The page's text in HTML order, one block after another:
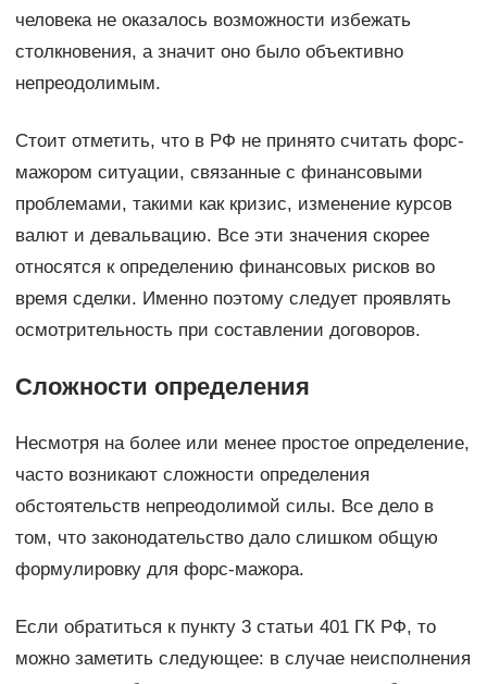
человека не оказалось возможности избежать
столкновения, а значит оно было объективно
непреодолимым.
Стоит отметить, что в РФ не принято считать форс-
мажором ситуации, связанные с финансовыми
проблемами, такими как кризис, изменение курсов
валют и девальвацию. Все эти значения скорее
относятся к определению финансовых рисков во
время сделки. Именно поэтому следует проявлять
осмотрительность при составлении договоров.
Сложности определения
Несмотря на более или менее простое определение,
часто возникают сложности определения
обстоятельств непреодолимой силы. Все дело в
том, что законодательство дало слишком общую
формулировку для форс-мажора.
Если обратиться к пункту 3 статьи 401 ГК РФ, то
можно заметить следующее: в случае неисполнения